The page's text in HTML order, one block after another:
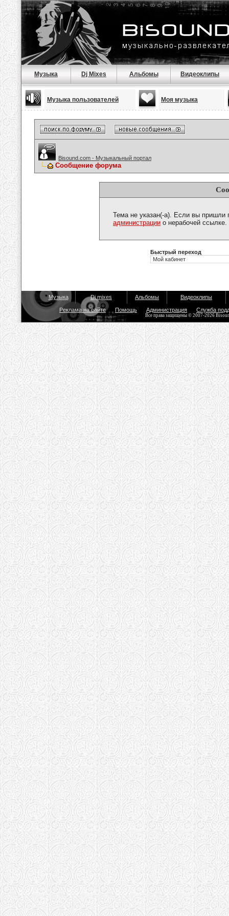
Музыка Dj Mixes Альбомы Видеоклипы
Музыка пользователей Моя музыка
Bisound.com - Музыкальный портал
Сообщение форума
Тема не указан(-а). Если вы пришли
администрации о нерабочей ссылке.
Быстрый переход
Музыка Dj mixes Альбомы Видеоклипы
Реклама на сайте Помощь Администрация Служба
Все права защищены © 2007-2026